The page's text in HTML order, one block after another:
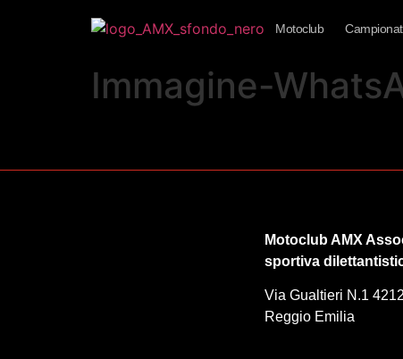
Motoclub
Immagine-
Motoclub AMX
sportiva
Via Gualtieri N.1
Reggio Emilia